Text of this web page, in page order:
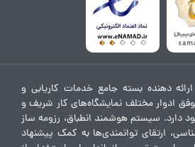
دهنده بسته جامع خدمات کاریابی و
ادوار مختلف نمایشگاه‌های کار شریف و
دارد. سیستم هوشمند انطباق، رزومه ساز
ارتقای توانمندی‌ها به کمک پیشنهاد